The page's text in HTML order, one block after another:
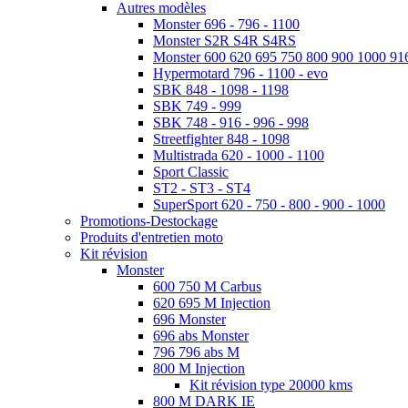
Autres modèles
Monster 696 - 796 - 1100
Monster S2R S4R S4RS
Monster 600 620 695 750 800 900 1000
Hypermotard 796 - 1100 - evo
SBK 848 - 1098 - 1198
SBK 749 - 999
SBK 748 - 916 - 996 - 998
Streetfighter 848 - 1098
Multistrada 620 - 1000 - 1100
Sport Classic
ST2 - ST3 - ST4
SuperSport 620 - 750 - 800 - 900 - 1000
Promotions-Destockage
Produits d'entretien moto
Kit révision
Monster
600 750 M Carbus
620 695 M Injection
696 Monster
696 abs Monster
796 796 abs M
800 M Injection
Kit révision type 20000 kms
800 M DARK IE